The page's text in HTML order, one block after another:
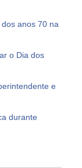
anos 70 na
o Dia dos
e
durante